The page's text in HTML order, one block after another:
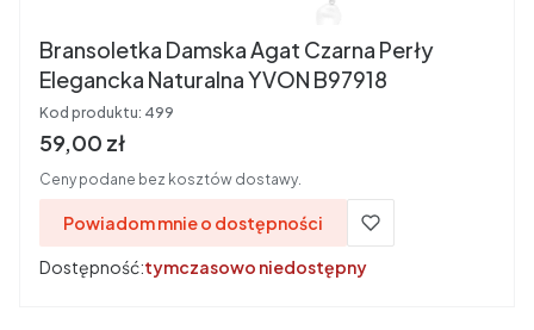
Bransoletka Damska Agat Czarna Perły
Elegancka Naturalna YVON B97918
Kod produktu: 499
Cena brutto
59,00 zł
Ceny podane bez kosztów dostawy.
Powiadom mnie o dostępności
Dostępność:tymczasowo niedostępny